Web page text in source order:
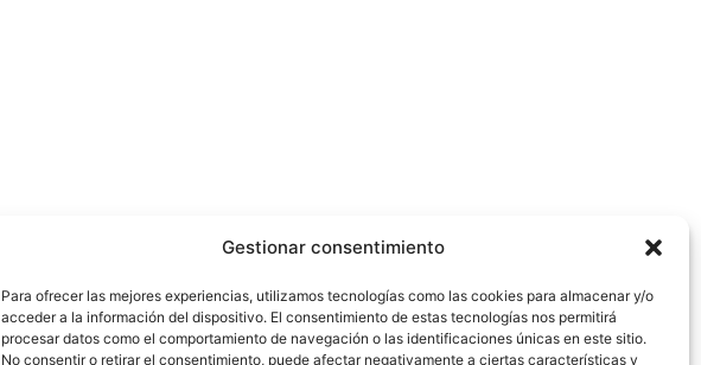
Gestionar consentimiento
Para ofrecer las mejores experiencias, utilizamos tecnologías como las cookies para almacenar y/o
acceder a la información del dispositivo. El consentimiento de estas tecnologías nos permitirá
procesar datos como el comportamiento de navegación o las identificaciones únicas en este sitio.
No consentir o retirar el consentimiento, puede afectar negativamente a ciertas características y